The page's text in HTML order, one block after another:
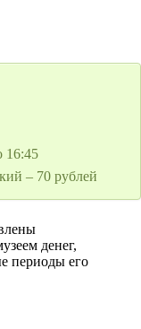
16:45
– 70 рублей
денег,
периоды его